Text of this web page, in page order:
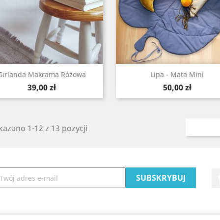
Makrama Różowa
Cena
39,00 zł
Szybki podgląd Lipa - Mata Mini
Cena
50,00 zł
Szybki podgląd
1-12 z 13 pozycji